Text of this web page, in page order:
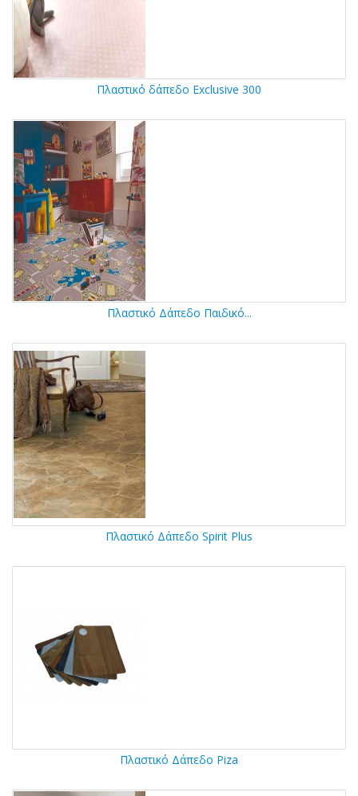
Πλαστικό δάπεδο Exclusive 300
Πλαστικό Δάπεδο Παιδικό...
Πλαστικό Δάπεδο Spirit Plus
Πλαστικό Δάπεδο Piza